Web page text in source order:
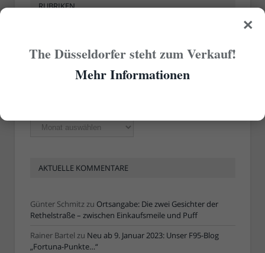
RUBRIKEN
Ältere
Artikel
AKTUELLE KOMMENTARE
Günter Schmitzzu Ortsangabe: Die zwei Gesichter der
Rethelstraße – zwischen Einkaufsmeile und Puff
Rainer Bartel zu Neu ab 9. Januar 2023: Unser F95-Blog
„Fortuna-Punkte…“
×
The Düsseldorfer steht zum Verkauf!
Mehr Informationen